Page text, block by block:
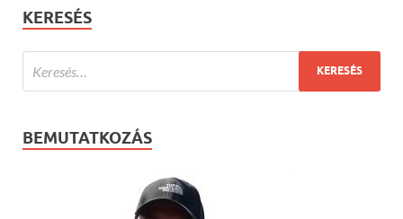
KERESÉS
BEMUTATKOZÁS